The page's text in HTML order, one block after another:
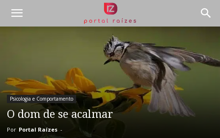
Psicologia e Comportamento
O dom de se acalmar
Por Portal Raízes -